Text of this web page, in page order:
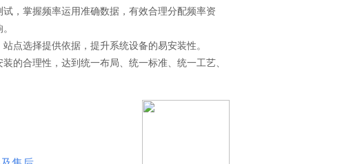
，掌握频率运用准确数据，有效合理分配频率资
点选择提供依据，提升系统设备的易安装性。
的合理性，达到统一布局、统一标准、统一工艺、